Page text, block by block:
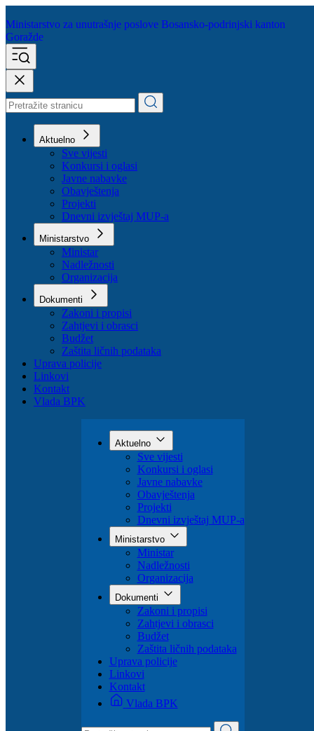
Ministarstvo za unutrašnje poslove
Goražde
Aktuelno
Sve vijesti
Konkursi i oglasi
Javne nabavke
Obavještenja
Projekti
Dnevni izvještaj MUP-a
Ministarstvo
Ministar
Nadležnosti
Organizacija
Dokumenti
Zakoni i propisi
Zahtjevi i obrasci
Budžet
Zaštita ličnih podataka
Uprava policije
Aktuelno
Sve vijesti
Konkursi i oglasi
Javne nabavke
Obavještenja
Projekti
Dnevni izvještaj MUP-a
Ministarstvo
Ministar
Nadležnosti
Organizacija
Dokumenti
Zakoni i propisi
Zahtjevi i obrasci
Budžet
Zaštita ličnih podataka
Uprava policije
Linkovi
Kontakt